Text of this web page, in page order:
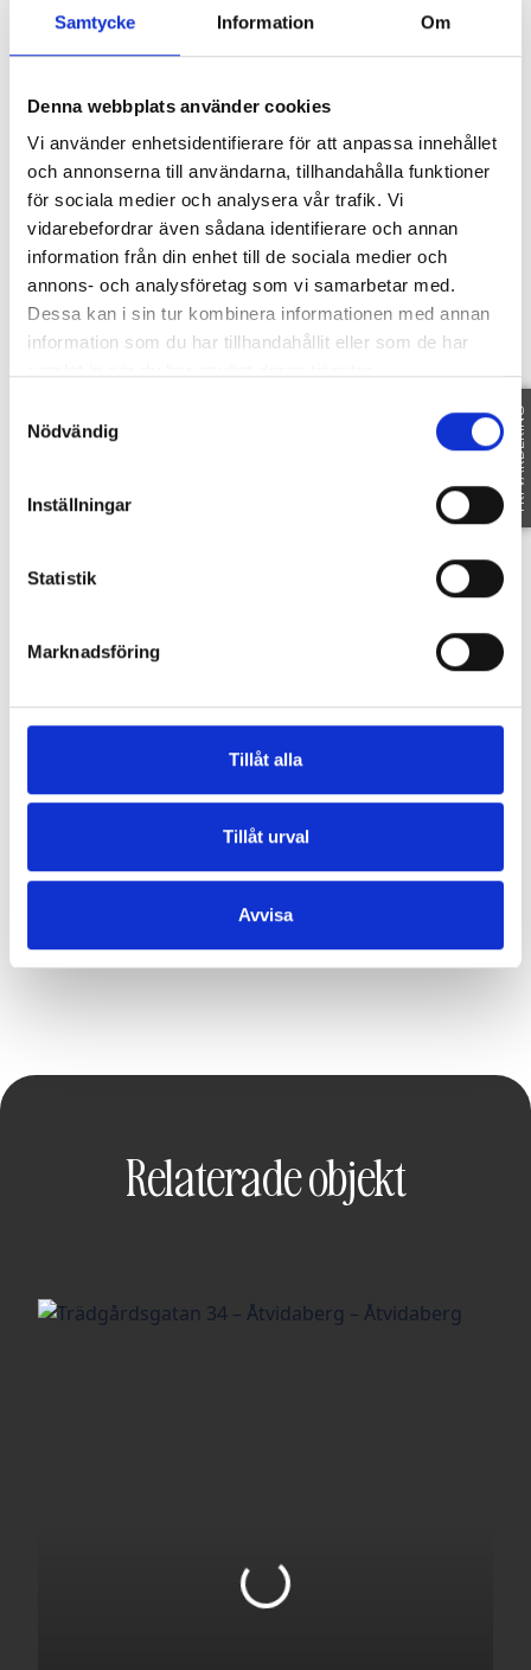
Samtycke Information Om
Denna webbplats använder cookies
Vi använder enhetsidentifierare för att anpassa innehållet
och annonserna till användarna, tillhandahålla funktioner
för sociala medier och analysera vår trafik. Vi
vidarebefordrar även sådana identifierare och annan
information från din enhet till de sociala medier och
annons- och analysföretag som vi samarbetar med.
Dessa kan i sin tur kombinera informationen med annan
information som du har tillhandahållit eller som de har
Nödvändig
Inställningar
Statistik
Marknadsföring
Tillåt alla
Tillåt urval
Avvisa
Karta
ROSENVÄGEN 5 -597 43 ÅTVIDABERG
Relaterade objekt
FRI VÄRDERING